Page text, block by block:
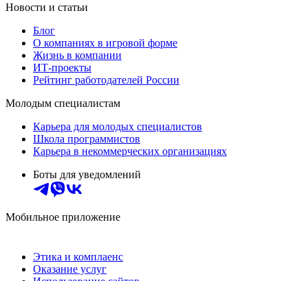
Новости и статьи
Блог
О компаниях в игровой форме
Жизнь в компании
ИТ-проекты
Рейтинг работодателей России
Молодым специалистам
Карьера для молодых специалистов
Школа программистов
Карьера в некоммерческих организациях
Боты для уведомлений
Мобильное приложение
Этика и комплаенс
Оказание услуг